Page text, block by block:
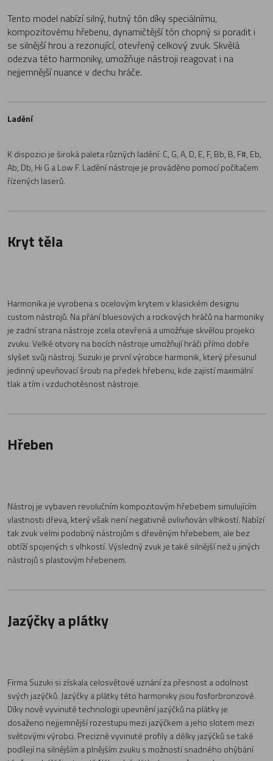
Tento model nabízí silný, hutný tón díky speciálnímu,
kompozitovému hřebenu, dynamičtější tón chopný si poradit i
se silnější hrou a rezonující, otevřený celkový zvuk. Skvělá
odezva této harmoniky, umožňuje nástroji reagovat i na
nejjemnější nuance v dechu hráče.
Ladění
K dispozici je široká paleta různých ladění: C, G, A, D, E, F, Bb, B, F#, Eb,
Ab, Db, Hi G a Low F. Ladění nástroje je prováděno pomocí počítačem
řízených laserů.
Kryt těla
Harmonika je vyrobena s ocelovým krytem v klasickém designu
custom nástrojů. Na přání bluesových a rockových hráčů na harmoniky
je zadní strana nástroje zcela otevřená a umožňuje skvělou projekci
zvuku. Velké otvory na bocích nástroje umožňují hráči přímo dobře
slyšet svůj nástroj. Suzuki je první výrobce harmonik, který přesunul
jedinný upevňovací šroub na předek hřebenu, kde zajistí maximální
tlak a tím i vzduchotěsnost nástroje.
Hřeben
Nástroj je vybaven revolučním kompozitovým hřebebem simulujícím
vlastnosti dřeva, který však není negativně ovlivňován vlhkostí. Nabízí
tak zvuk velmi podobný nástrojům s dřevěným hřebebem, ale bez
obtíží spojených s vlhkostí. Výsledný zvuk je také silnější než u jiných
nástrojů s plastovým hřebenem.
Jazýčky a plátky
Firma Suzuki si získala celosvětové uznání za přesnost a odolnost
svých jazýčků. Jazýčky a plátky této harmoniky jsou fosforbronzové.
Díky nově vyvinuté technologii upevnění jazýčků na plátky je
dosaženo nejjemnější rozestupu mezi jazýčkem a jeho slotem mezi
světovými výrobci. Precizně vyvinuté profily a délky jazýčků se také
podílejí na silnějším a plnějším zvuku s možností snadného ohýbání